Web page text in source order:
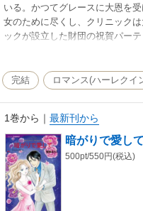
いる。かつてグレースに大恩を
女のために尽くし、クリニック
ックが設立した財団の祝賀パー
な男性が現れた。ギリシア系ア
ェイドを誘い、男性に不慣れな
それが彼の仕掛けた罠とも知ら
完結 ロマンス(ハーレクイ
1巻から ｜ 最新刊から
暗がりで愛し
500pt/550円(税込)